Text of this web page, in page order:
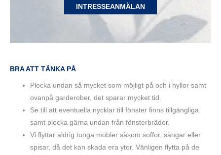
INTRESSEANMÄLAN
BRA ATT TÄNKA PÅ
Plocka undan så mycket som möjligt på och i hyllor samt
ovanpå garderober, det sparar mycket tid.
Se till att eventuella nycklar till fönster finns tillgängliga
samt plocka gärna undan från fönsterbrädor.
Vi flyttar aldrig tunga möbler såsom soffor, sängar eller
spisar, då det kan skada era ytor. Vänligen flytta på de